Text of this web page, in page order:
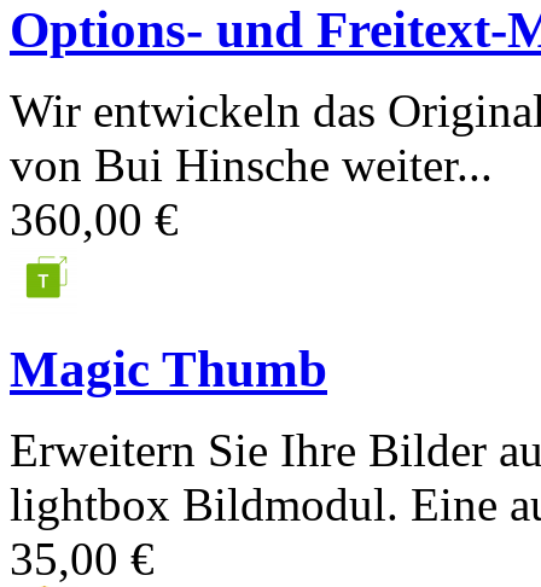
Options- und Freitext-
Wir entwickeln das
von Bui Hinsche weiter...
360,00 €
Magic Thumb
Erweitern Sie Ihre Bilder
lightbox Bildmodul. Eine
35,00 €